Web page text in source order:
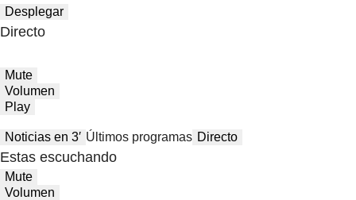
Desplegar
Directo
Mute
Volumen
Play
Noticias en 3′ Últimos programas Directo
Estas escuchando
Mute
Volumen